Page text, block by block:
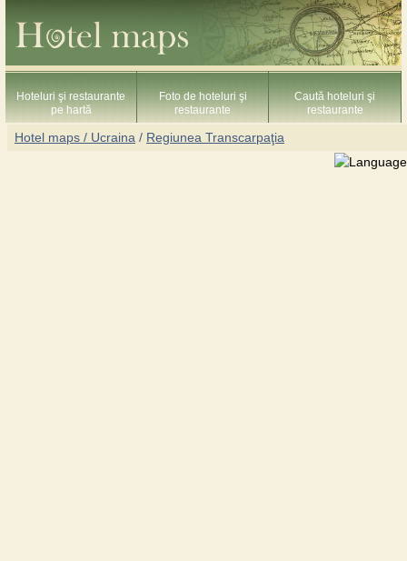
Hoteluri şi restaurante
pe hartă
Foto de hoteluri şi
restaurante
Caută hoteluri şi
restaurante
Hotel maps / Ucraina / Regiunea Transcarpaţia